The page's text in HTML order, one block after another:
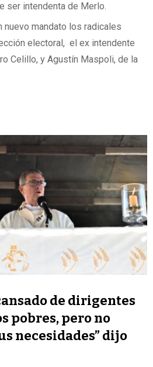
ser intendenta de Merlo.
nuevo mandato los radicales
electoral, el ex intendente
Celillo, y Agustín Maspoli, de la
de dirigentes
pobres, pero no
necesidades” dijo